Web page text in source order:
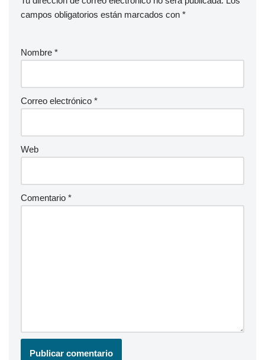
campos obligatorios están marcados con *
Nombre *
Correo electrónico *
Web
Comentario *